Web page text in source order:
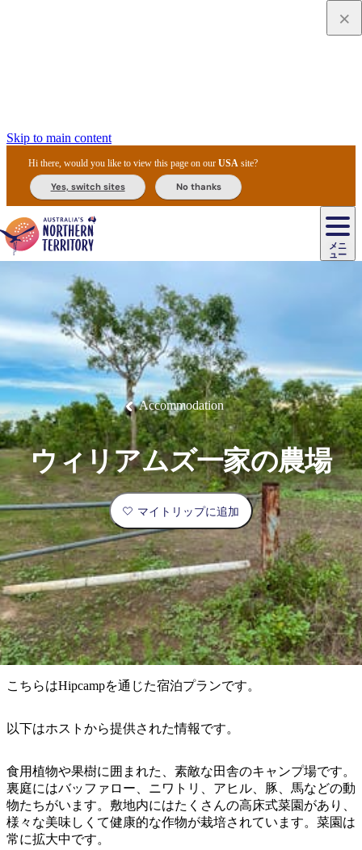
Skip to main content
Hi there, would you like to view this page on ourUSA site?
Yes, switch sites No thanks
メニ
ュー
メ
イ
ン
ナ
ビ
ゲ
ー
シ
ョ
ン
エ
リ
ア
最
も
人
気
が
高
い
場
所
ア
ウ
ト
バ
ッ
ク
と
ア
ウ
ト
ズ
ッ
ク
ー
ウ
ィ
ン
ス
リ
ン
グ
ズ
ド
ゥ
国
立
公
園
ィ
ー
ル
ド
国
立
公
園
ワ
タ
ル
カ
国
立
公
園
テ
ィ
ウ
ィ
諸
島
ニ
ト
ミ
ル
ク
国
立
公
園
ル
デ
ビ
ル
ズ・
マ
ー
ブ
ル
ズ
保
護
区
ジ
ジ
ウ
ェ
ス
ト
マ
ク
ド
ネ
ル
国
立
公
園
ア
テ
ィ
ビ
テ
体
験
旅
行
タ
イ
プ
地
し
た
い
こ
文
体
験
ド
リ
ン
ク
ル
イ
ベ
ン
ト
ク
テ
ィ
ビ
テ
ィ
自
然
と
野
生
生
物
歴
史
と
伝
統
釣
り
ラ
グ
ジ
ュ
ア
リ
ー
な
体
験
キ
ャ
ン
ピ
ン
グ
&
グ
ラ
ン
ピ
ン
グ
旅
の
コ
ツ
計
画
と
予
約
実
用
的
な
情
報
計
画
ツ
宿
施
設
行
ツ
ア
ー
関
レ
ン
タ
ル
ン
＆
オ
フ
ァ
ー
Accommodation
ウィリアムズ一家の農場
マイトリップに追加
こちらはHipcampを通じた宿泊プランです。
以下はホストから提供された情報です。
食用植物や果樹に囲まれた、素敵な田舎のキャンプ場です。
裏庭にはバッファロー、ニワトリ、アヒル、豚、馬などの動
物たちがいます。敷地内にはたくさんの高床式菜園があり、
様々な美味しくて健康的な作物が栽培されています。菜園は
常に拡大中です。